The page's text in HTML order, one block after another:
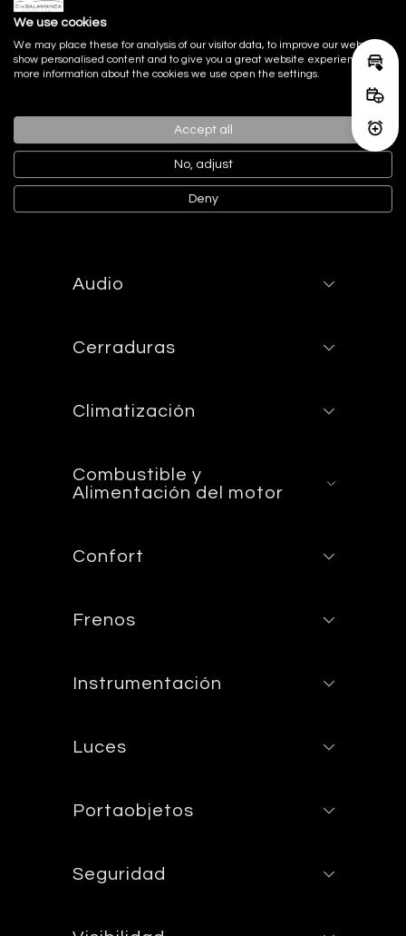
Acabado Interior
puertas en aluminio / cuero y
tablero en fibra de carbono y cuero
Audio
Cerraduras
Climatización
Combustible y
Alimentación del motor
Confort
Frenos
Instrumentación
Luces
Portaobjetos
Seguridad
We use cookies
We may place these for analysis of our visitor data, to improve our website,
show personalised content and to give you a great website experience. For
more information about the cookies we use open the settings.
Accept all
No, adjust
Deny